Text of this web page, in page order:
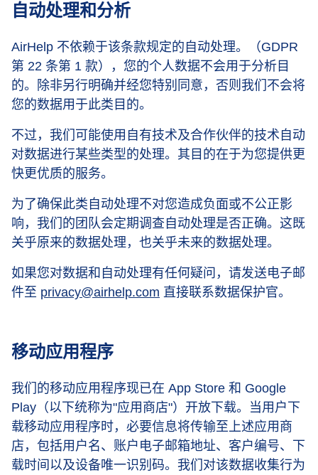
自动处理和分析
AirHelp 不依赖于该条款规定的自动处理。（GDPR
第 22 条第 1 款），您的个人数据不会用于分析目
的。除非另行明确并经您特别同意，否则我们不会将
您的数据用于此类目的。
不过，我们可能使用自有技术及合作伙伴的技术自动
对数据进行某些类型的处理。其目的在于为您提供更
快更优质的服务。
为了确保此类自动处理不对您造成负面或不公正影
响，我们的团队会定期调查自动处理是否正确。这既
关乎原来的数据处理，也关乎未来的数据处理。
如果您对数据和自动处理有任何疑问，请发送电子邮
件至 privacy@airhelp.com 直接联系数据保护官。
移动应用程序
我们的移动应用程序现已在 App Store 和 Google
Play（以下统称为"应用商店"）开放下载。当用户下
载移动应用程序时，必要信息将传输至上述应用商
店，包括用户名、账户电子邮箱地址、客户编号、下
载时间以及设备唯一识别码。我们对该数据收集行为